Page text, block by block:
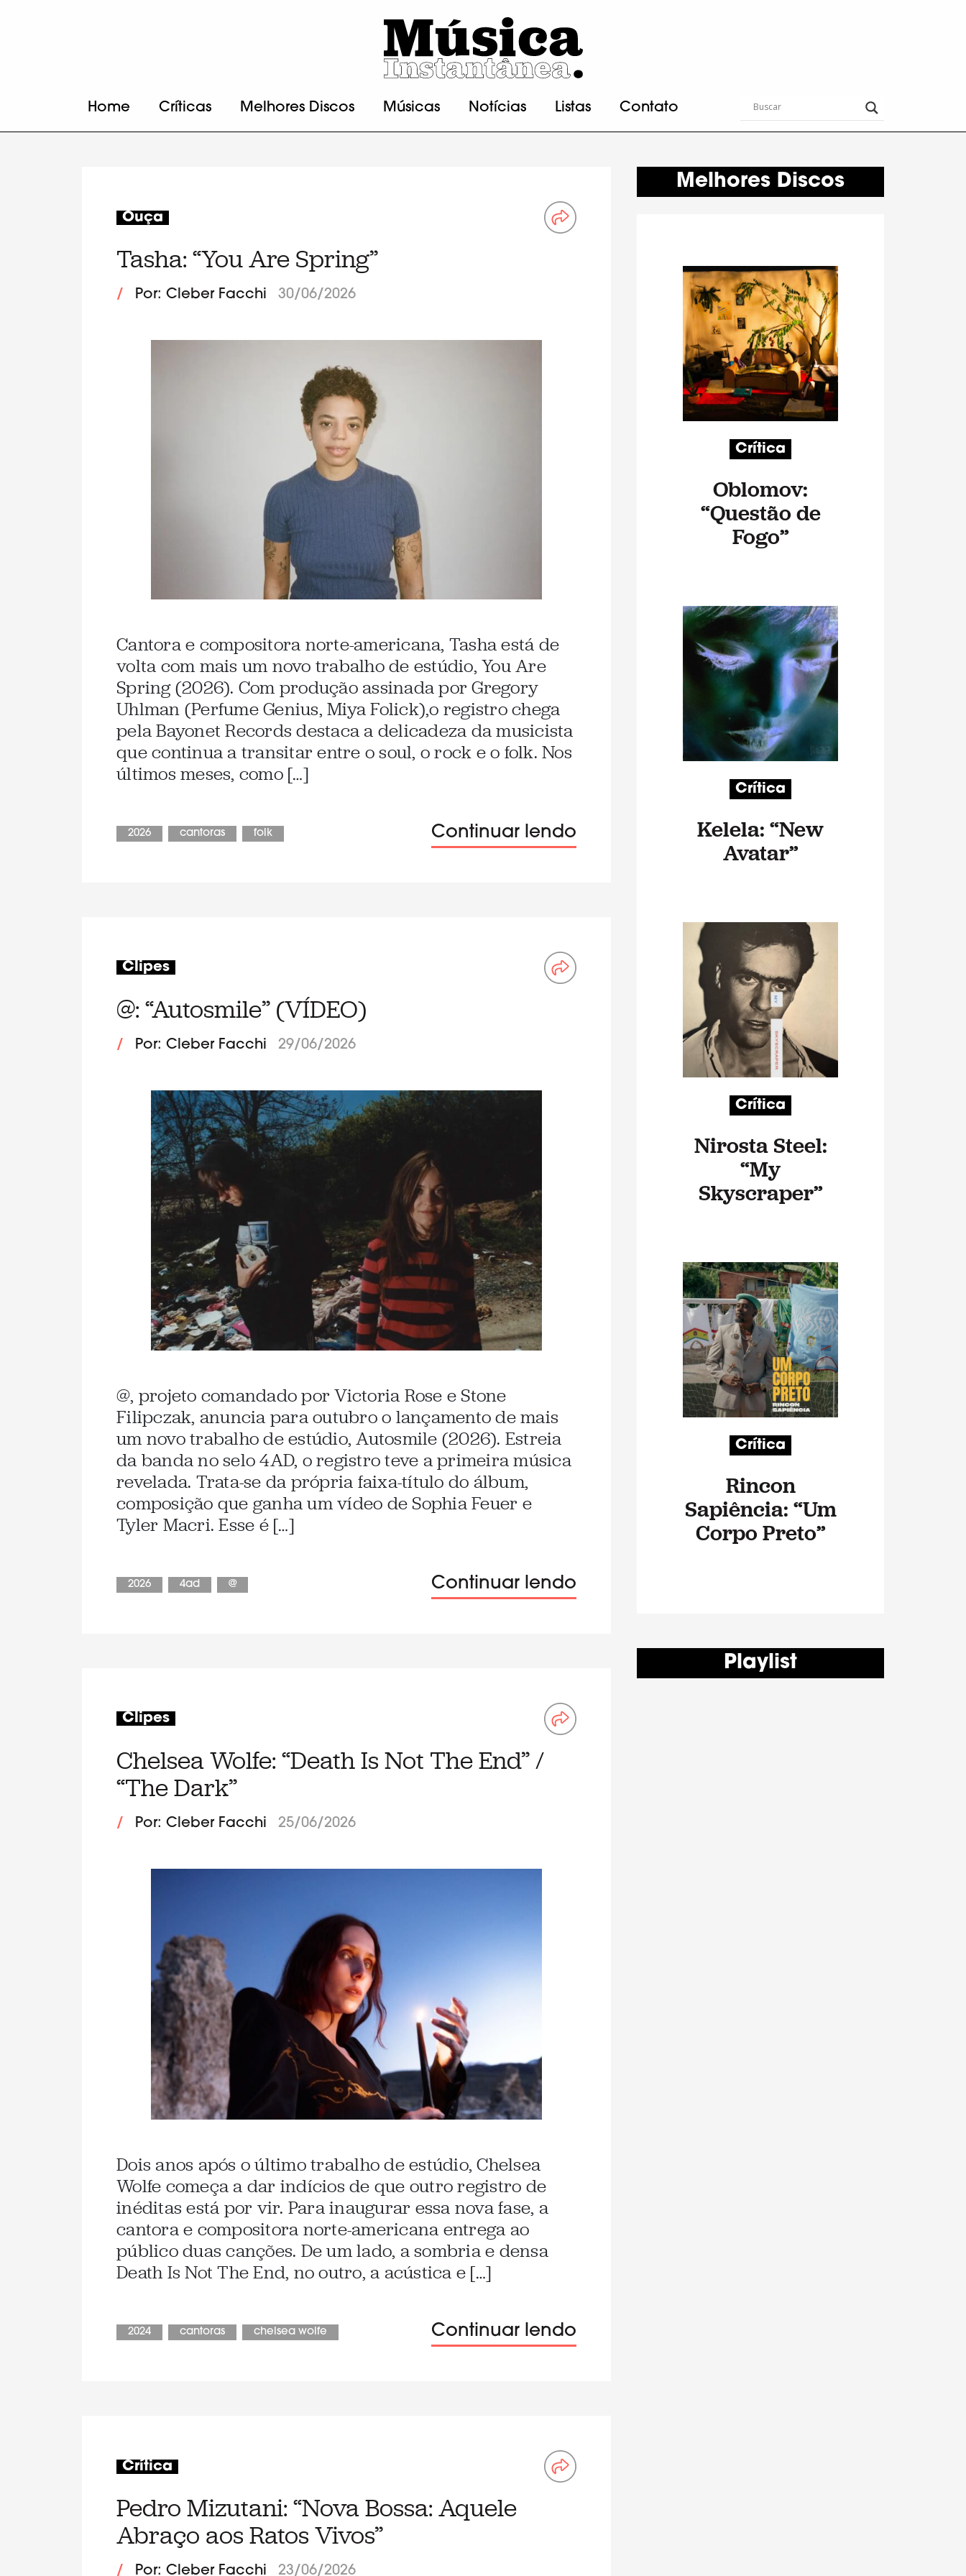
Home Críticas Melhores Discos Músicas Notícias Listas Contato
Ouça
Tasha: “You Are Spring”
/ Por: Cleber Facchi 30/06/2026
Cantora e compositora norte-americana, Tasha está de
volta com mais um novo trabalho de estúdio, You Are
Spring (2026). Com produção assinada por Gregory
Uhlman (Perfume Genius, Miya Folick),o registro chega
pela Bayonet Records destaca a delicadeza da musicista
que continua a transitar entre o soul, o rock e o folk. Nos
últimos meses, como […]
2026 cantoras folk Continuar lendo
Clipes
@: “Autosmile” (VÍDEO)
/ Por: Cleber Facchi 29/06/2026
@, projeto comandado por Victoria Rose e Stone
Filipczak, anuncia para outubro o lançamento de mais
um novo trabalho de estúdio, Autosmile (2026). Estreia
da banda no selo 4AD, o registro teve a primeira música
revelada. Trata-se da própria faixa-título do álbum,
composição que ganha um vídeo de Sophia Feuer e
Tyler Macri. Esse é […]
2026 4ad @ Continuar lendo
Clipes
Chelsea Wolfe: “Death Is Not The End” /
“The Dark”
/ Por: Cleber Facchi 25/06/2026
Dois anos após o último trabalho de estúdio, Chelsea
Wolfe começa a dar indícios de que outro registro de
inéditas está por vir. Para inaugurar essa nova fase, a
cantora e compositora norte-americana entrega ao
público duas canções. De um lado, a sombria e densa
Death Is Not The End, no outro, a acústica e […]
2024 cantoras chelsea wolfe Continuar lendo
Crítica
Pedro Mizutani: “Nova Bossa: Aquele
Abraço aos Ratos Vivos”
/ Por: Cleber Facchi 23/06/2026
Melhores Discos
Crítica
Oblomov:
“Questão de
Fogo”
Crítica
Kelela: “New
Avatar”
Crítica
Nirosta Steel:
“My
Skyscraper”
Crítica
Rincon
Sapiência: “Um
Corpo Preto”
Playlist